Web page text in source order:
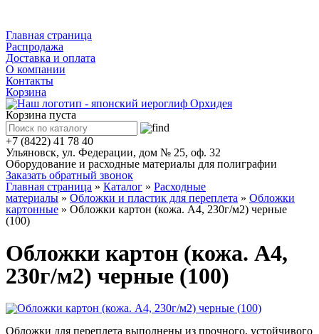
Главная страница
Распродажа
Доставка и оплата
О компании
Контакты
Корзина
Корзина пуста
+7 (8422) 41 78 40
Ульяновск, ул. Федерации, дом № 25, оф. 32
Оборудование и расходные материалы для полиграфии
Заказать обратный звонок
Главная страница » Каталог » Расходные
материалы » Обложки и пластик для переплета » Обложки
картонные » Обложки картон (кожа. А4, 230г/м2) черные
(100)
Обложки картон (кожа. А4,
230г/м2) черные (100)
Обложки для переплета выполнены из прочного, устойчивого